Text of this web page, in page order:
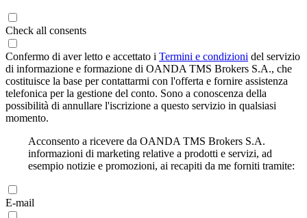
Check all consents
Confermo di aver letto e accettato i Termini e condizioni del servizio
di informazione e formazione di OANDA TMS Brokers S.A., che
costituisce la base per contattarmi con l'offerta e fornire assistenza
telefonica per la gestione del conto. Sono a conoscenza della
possibilità di annullare l'iscrizione a questo servizio in qualsiasi
momento.
Acconsento a ricevere da OANDA TMS Brokers S.A.
informazioni di marketing relative a prodotti e servizi, ad
esempio notizie e promozioni, ai recapiti da me forniti tramite:
E-mail